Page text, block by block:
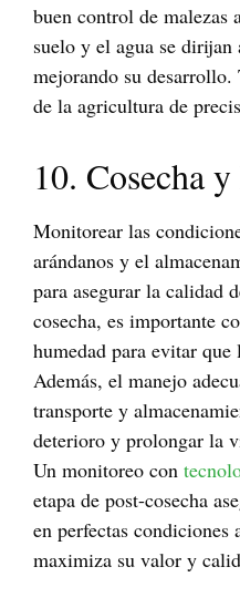
buen control de malezas
suelo y el agua se dirijan
mejorando su desarrollo.
de la agricultura de
10. Cosecha
Monitorear las
arándanos y el
para asegurar la calidad
cosecha, es importante
humedad para evitar que
Además, el manejo
transporte y
deterioro y prolongar la
Un monitoreo con
etapa de post-cosecha
en perfectas condiciones
maximiza su valor y